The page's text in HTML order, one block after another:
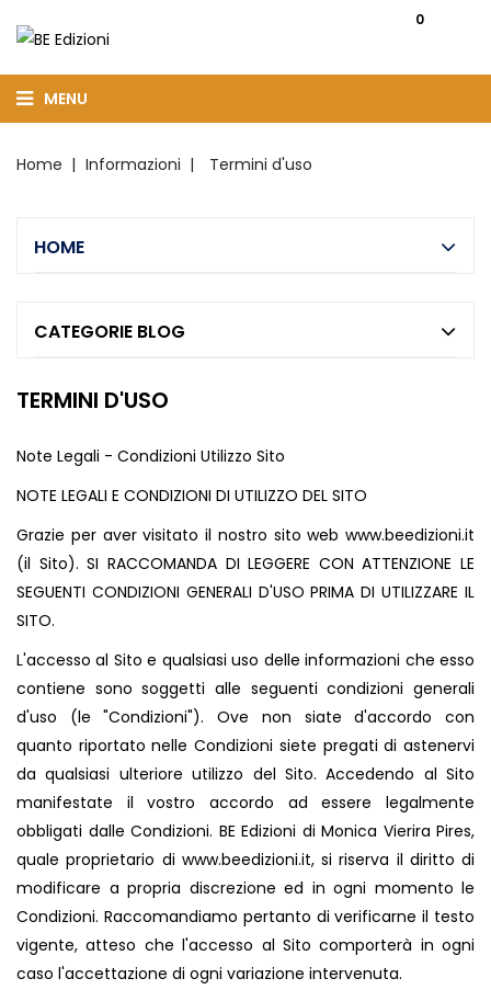
0
MENU
Home Informazioni Termini d'uso
HOME
CATEGORIE BLOG
TERMINI D'USO
Note Legali - Condizioni Utilizzo Sito
NOTE LEGALI E CONDIZIONI DI UTILIZZO DEL SITO
Grazie per aver visitato il nostro sito web www.beedizioni.it
(il Sito). SI RACCOMANDA DI LEGGERE CON ATTENZIONE LE
SEGUENTI CONDIZIONI GENERALI D'USO PRIMA DI UTILIZZARE IL
SITO.
L'accesso al Sito e qualsiasi uso delle informazioni che esso
contiene sono soggetti alle seguenti condizioni generali
d'uso (le "Condizioni"). Ove non siate d'accordo con
quanto riportato nelle Condizioni siete pregati di astenervi
da qualsiasi ulteriore utilizzo del Sito. Accedendo al Sito
manifestate il vostro accordo ad essere legalmente
obbligati dalle Condizioni. BE Edizioni di Monica Vierira Pires,
quale proprietario di www.beedizioni.it, si riserva il diritto di
modificare a propria discrezione ed in ogni momento le
Condizioni. Raccomandiamo pertanto di verificarne il testo
vigente, atteso che l'accesso al Sito comporterà in ogni
caso l'accettazione di ogni variazione intervenuta.